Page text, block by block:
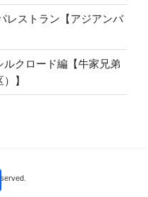
レストラン【アジアンバ
クロード編【牛家兄弟
】
共